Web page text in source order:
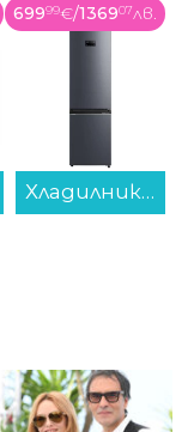
69999€/136907лв.
Хладилник с фризер Toshiba GR-RB500WE-PMJ(06) , 378 l, E , Morandi Grey , No Frost...